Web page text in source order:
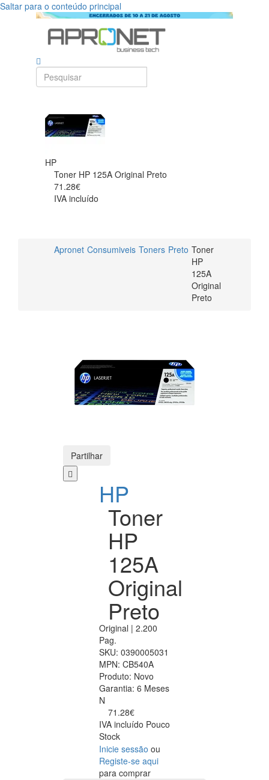
Saltar para o conteúdo principal
HP
Toner HP 125A Original Preto
71.28€
IVA incluído
Apronet Consumiveis Toners Preto Toner
HP
125A
Original
Preto
Partilhar
HP
Toner
HP
125A
Original
Preto
Original | 2.200
Pag.
SKU: 0390005031
MPN: CB540A
Produto: Novo
Garantia: 6 Meses
N
71.28€
IVA incluído Pouco
Stock
Inicie sessão ou
Registe-se aqui
para comprar